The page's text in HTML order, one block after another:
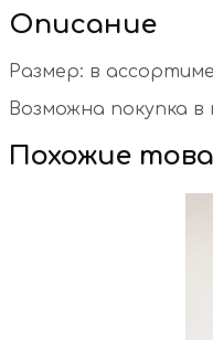
Описание
Размер: в
Возможна покупка в
Похожие